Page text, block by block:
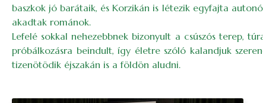
baszkok jó barátaik, és Korzikán is létezik egyfajta
akadtak románok.
Lefelé sokkal nehezebbnek bizonyult a csúszós terep,
próbálkozásra beindult, így életre szóló kalandjuk
tizenötödik éjszakán is a földön aludni.